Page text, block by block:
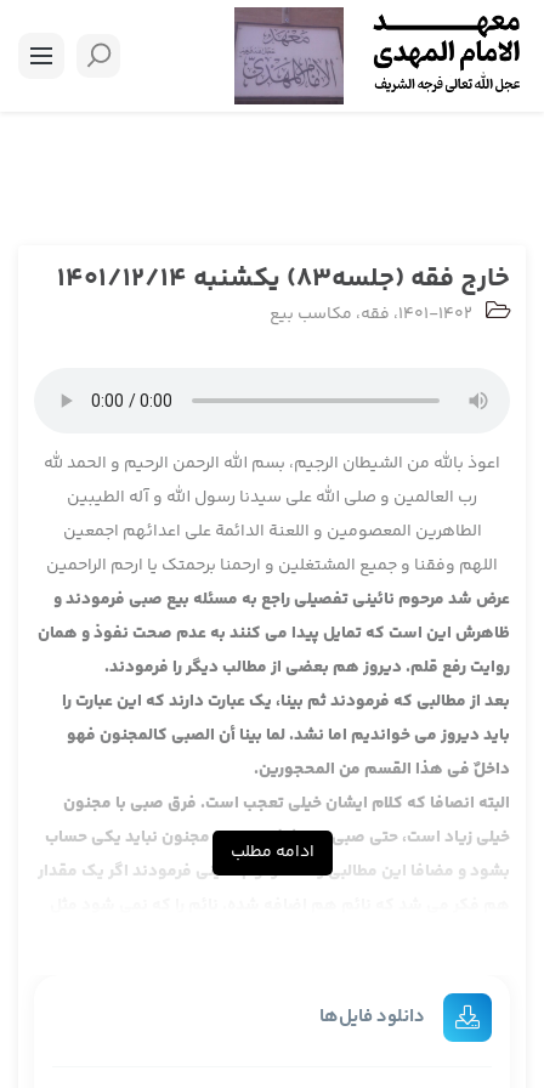
خارج فقه (جلسه83) یکشنبه 1401/12/14
1401-1402، فقه، مکاسب بیع
اعوذ بالله من الشیطان الرجیم، بسم الله الرحمن الرحیم و الحمد لله
رب العالمین و صلی الله علی سیدنا رسول الله و آله الطیبین
الطاهرین المعصومین و اللعنة الدائمة علی اعدائهم اجمعین
اللهم وفقنا و جمیع المشتغلین و ارحمنا برحمتک یا ارحم الراحمین
عرض شد مرحوم نائینی تفصیلی راجع به مسئله بیع صبی فرمودند و
ظاهرش این است که تمایل پیدا می کنند به عدم صحت نفوذ و همان
روایت رفع قلم. دیروز هم بعضی از مطالب دیگر را فرمودند.
بعد از مطالبی که فرمودند ثم بینا، یک عبارت دارند که این عبارت را
باید دیروز می خواندیم اما نشد. لما بینا أن الصبی کالمجنون فهو
داخلٌ فی هذا القسم من المحجورین.
البته انصافا که کلام ایشان خیلی تعجب است. فرق صبی با مجنون
خیلی زیاد است، حتی صبی پنج شش ساله با مجنون نباید یکی حساب
بشود و مضافا این مطالبی را که مرحوم نائینی فرمودند اگر یک مقدار
نشدن بحثی است اما این که کالمجنون بشود بحث دیگری است.
و إذا ثبت صحّة فعل منه بدليل خاصّ يكون مخصّصا لحديث رفع القلم
ادامه مطلب
دانلود فایل‌ها